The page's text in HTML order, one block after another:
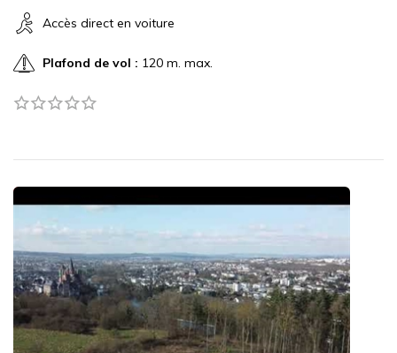
Accès direct en voiture
Plafond de vol : 120 m. max.